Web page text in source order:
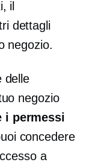
il
dettagli
negozio.
delle
negozio
i permessi
concedere
a